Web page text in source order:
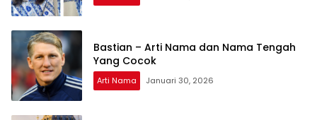
Bastian – Arti Nama dan Nama Tengah
Yang Cocok
Arti Nama Januari 30, 2026